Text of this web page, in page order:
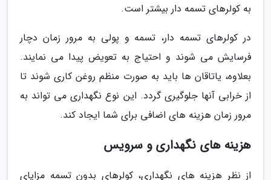
به کولرهای تسمه دار بیشتر است.
در کولرهای تسمه دار، تسمه و پولی به مرور زمان دچار
فرسایش می شوند و احتیاج به تعویض پیدا می نمایند.
بعلاوه، یاتاقان ها باید به صورت منظم روغن کاری شوند تا
از خرابی آنها جلوگیری گردد. این نوع نگهداری می تواند به
مرور زمان هزینه های اضافی برای شما ایجاد کند.
هزینه های نگهداری و سرویس
از نظر هزینه های نگهداری، کولرهای بدون تسمه مزایای